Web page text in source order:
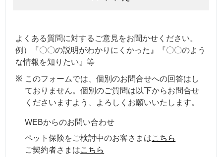
よくある質問に対するご意見をお聞かせください。
例）『〇〇の説明がわかりにくかった』『〇〇のよう
な情報を知りたい』等
このフォームでは、個別のお問合せへの回答はし
ておりません。個別のご質問は以下からお問合せ
くださいますよう、よろしくお願いいたします。
WEBからのお問い合わせ
ペット保険をご検討中のお客さまはこちら
ご契約者さまはこちら